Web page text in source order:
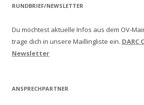
RUNDBRIEF/NEWSLETTER
Du möchtest aktuelle Infos aus dem OV-
trage dich in unsere Maillingliste ein. DARC
Newsletter
ANSPRECHPARTNER